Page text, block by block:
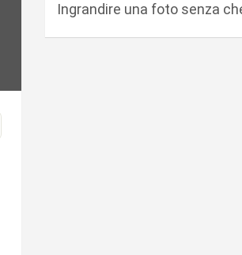
Ingrandire una foto senza